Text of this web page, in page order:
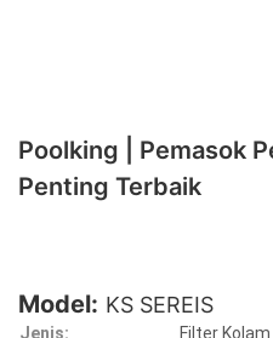
Poolking | Pemasok
Penting Terbaik
Model: KS SEREIS
Jenis:
Filter